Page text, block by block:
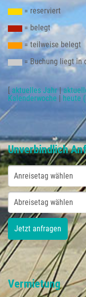
= reserviert
= belegt
= teilweise belegt
= Buchung liegt in
aktuelles Jahr
Kalenderwoche
heute
Unverbindlich
Vermietung